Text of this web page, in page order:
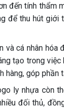
đến tính thẩm
để thu hút
và cá nhân
tạo trong
hàng, góp phần
ly nhựa còn
đối thủ,